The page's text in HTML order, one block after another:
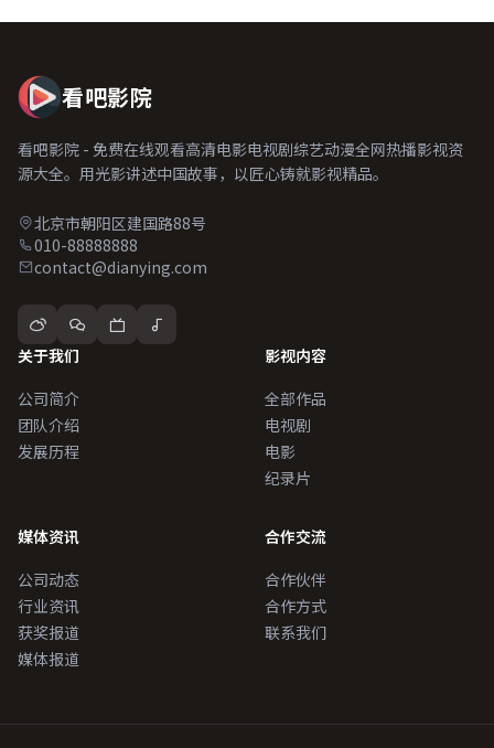
看吧影院
看吧影院 - 免费在线观看高清电影电视剧综艺动漫全网热播影视资
源大全。用光影讲述中国故事，以匠心铸就影视精品。
北京市朝阳区建国路88号
010-88888888
contact@dianying.com
关于我们
公司简介
团队介绍
发展历程
影视内容
全部作品
电视剧
电影
纪录片
媒体资讯
公司动态
行业资讯
获奖报道
媒体报道
合作交流
合作伙伴
合作方式
联系我们